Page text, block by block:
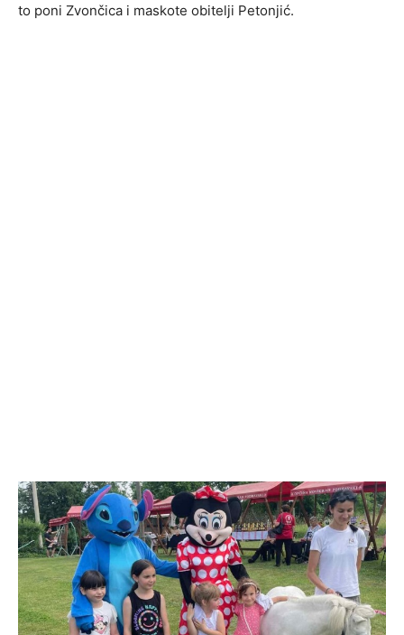
to poni Zvončica i maskote obitelji Petonjić.